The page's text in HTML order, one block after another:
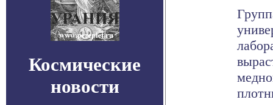
Космические
новости